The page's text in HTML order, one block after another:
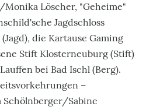
Monika Löscher, "Geheime"
Jagdschloss
die Kartause Gaming
Stift Klosterneuburg (Stift)
bei Bad Ischl (Berg).
–
Schölnberger/Sabine